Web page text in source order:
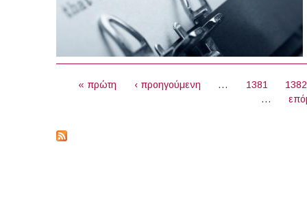
« πρώτη ‹ προηγούμενη … 1381
1382
…